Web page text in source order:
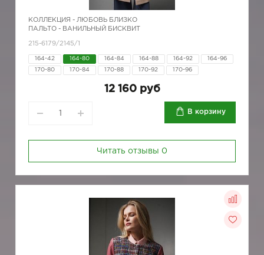
КОЛЛЕКЦИЯ - ЛЮБОВЬ БЛИЗКО
ПАЛЬТО - ВАНИЛЬНЫЙ БИСКВИТ
215-6179/2145/1
164-42 164-80 164-84 164-88 164-92 164-96
170-80 170-84 170-88 170-92 170-96
12 160 руб
В корзину
Читать отзывы 0